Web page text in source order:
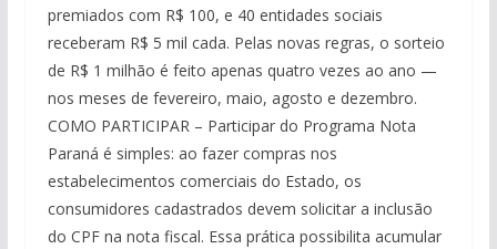
premiados com R$ 100, e 40 entidades sociais
receberam R$ 5 mil cada. Pelas novas regras, o sorteio
de R$ 1 milhão é feito apenas quatro vezes ao ano —
nos meses de fevereiro, maio, agosto e dezembro.
COMO PARTICIPAR – Participar do Programa Nota
Paraná é simples: ao fazer compras nos
estabelecimentos comerciais do Estado, os
consumidores cadastrados devem solicitar a inclusão
do CPF na nota fiscal. Essa prática possibilita acumular